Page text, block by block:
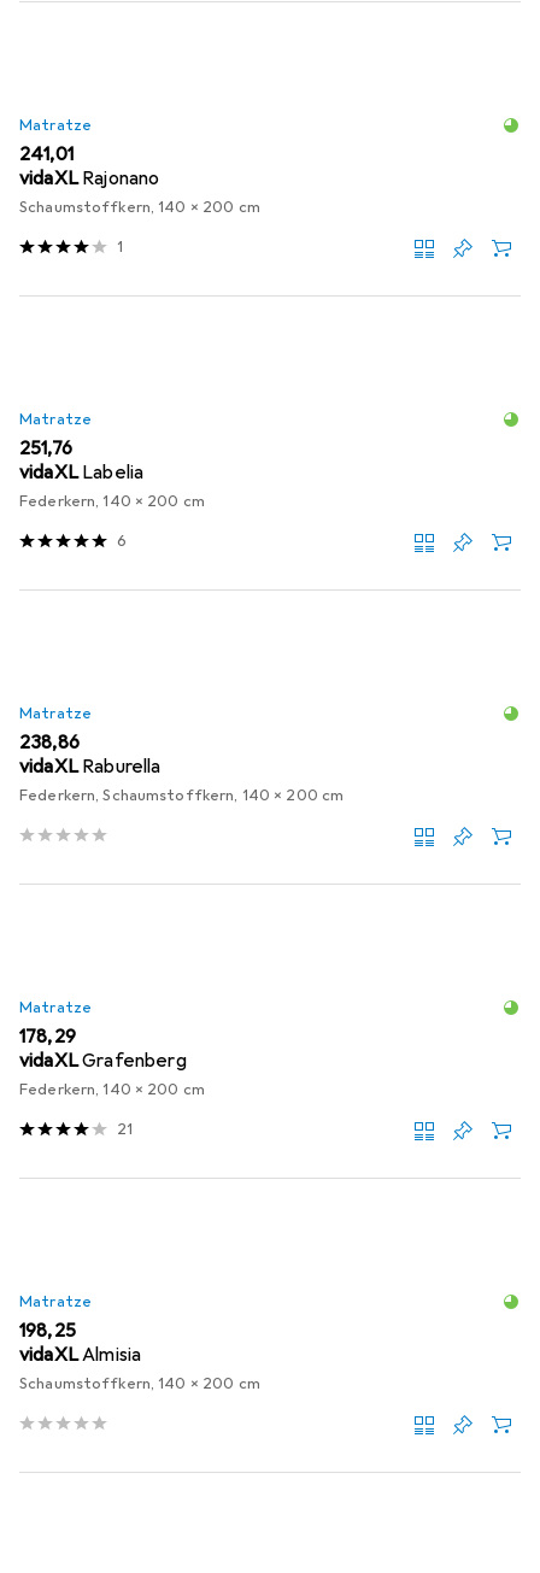
Matratze
EUR
241,01
vidaXL Rajonano
Schaumstoffkern, 140 x 200 cm
1
Matratze
EUR
251,76
vidaXL Labelia
Federkern, 140 x 200 cm
6
Matratze
EUR
238,86
vidaXL Raburella
Federkern, Schaumstoffkern, 140 x 200 cm
Matratze
EUR
178,29
vidaXLGrafenberg
Federkern, 140 x 200 cm
21
Matratze
EUR
198,25
vidaXLAlmisia
Schaumstoffkern, 140 x 200 cm